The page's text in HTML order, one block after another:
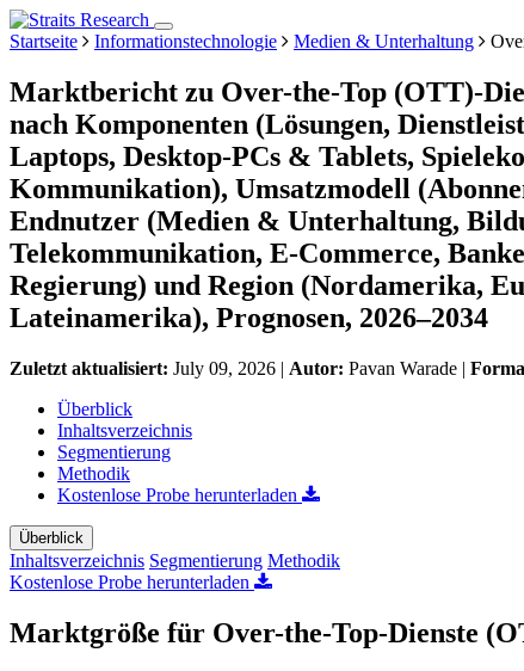
Startseite Informationstechnologie Medien & Unterhaltung
Marktbericht zu Over-the-Top (OTT)-
nach Komponenten (Lösungen,
Laptops, Desktop-PCs & Tablets,
Kommunikation), Umsatzmodell
Endnutzer (Medien & Unterhaltung,
Telekommunikation, E-Commerce,
Regierung) und Region (Nordamerika,
Lateinamerika), Prognosen, 2026–2034
Zuletzt aktualisiert: July 09, 2026 | Autor: Pavan Warade |
Überblick
Inhaltsverzeichnis
Segmentierung
Methodik
Kostenlose Probe herunterladen
Überblick
Inhaltsverzeichnis Segmentierung Methodik
Kostenlose Probe herunterladen
Marktgröße für Over-the-Top-Dienste